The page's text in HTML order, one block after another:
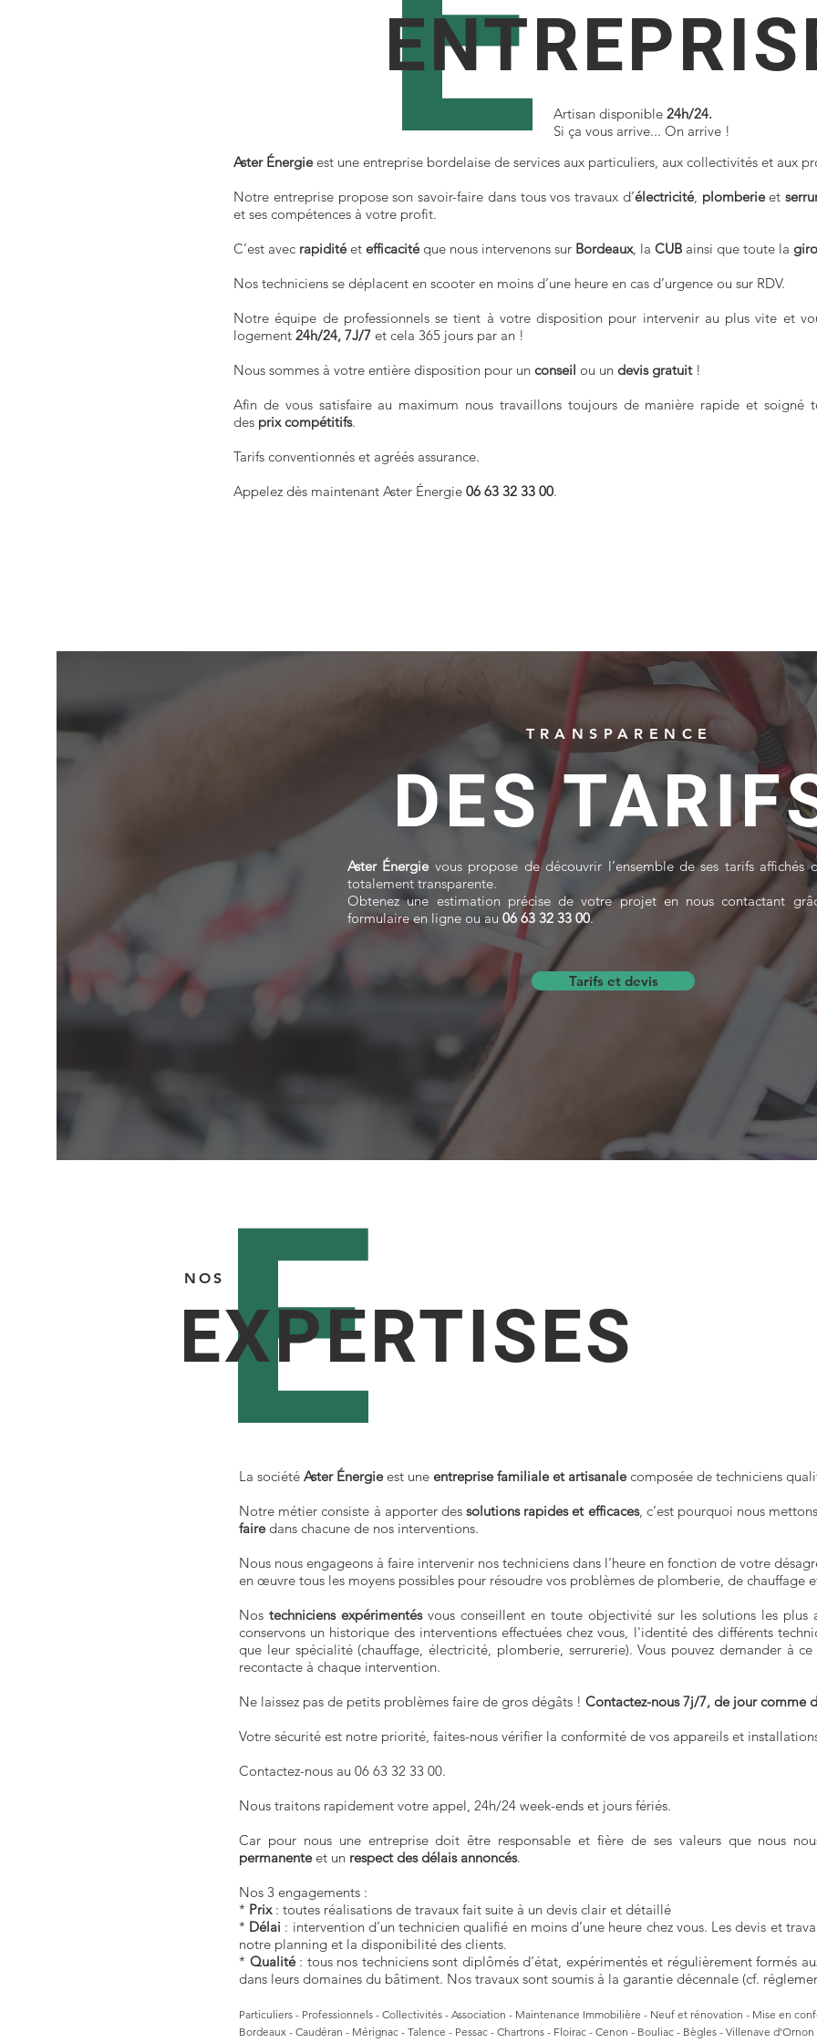
Artisan disponible 24h/24.
Si ça vous arrive... On arrive !
Aster Énergieest une entreprise bordelaise de services aux particuliers, aux collectivités et aux
Notre entreprise propose son savoir-faire dans tous vos travaux d’électricité, plomberieet
et ses compétences à votre profit.
C’est avec rapiditéet efficacitéque nous intervenons sur Bordeaux, la CUB ainsi que toute la
Nos techniciens se déplacent en scooter en moins d’une heure en cas d’urgence ou sur RDV.
Notre équipe de professionnels se tient à votre disposition pour intervenir au plus vite et
logement 24h/24, 7J/7 et cela 365 jours par an !
Nous sommes à votre entière disposition pour un conseil ou un devis gratuit!
Afin de vous satisfaire au maximum nous travaillons toujours de manière rapide et soigné
des prix compétitifs.
Tarifs conventionnés et agréés assurance.
Appelez dès maintenant Aster Énergie 06 63 32 33 00.
TRANSPARENCE
DES
Aster Énergie vous propose de découvrir l’ensemble de ses tarifs affichés
totalement transparente.
Obtenez une estimation précise de votre projet en nous contactant
formulaire en ligne ou au 06 63 32 33 00.
Tarifs et devis
E
EXPERTISES
NOS
La société AsterÉnergieest une entreprise familiale et artisanalecomposée de techniciens
Notre métier consiste à apporter des solutions rapides et efficaces, c’est pourquoi nous
fairedans chacune de nos interventions.
Nous nous engageons à faire intervenir nos techniciens dans l’heure en fonction de votre
en œuvre tous les moyens possibles pour résoudre vos problèmes de plomberie, de chauffage
Nos techniciens expérimentés vous conseillent en toute objectivité sur les solutions les plus
conservons un historique des interventions effectuées chez vous, l'identité des différents
que leur spécialité (chauffage, électricité, plomberie, serrurerie). Vous pouvez demander à
recontacte à chaque intervention.
Ne laissez pas de petits problèmes faire de gros dégâts ! Contactez-nous 7j/7, de jour comme
Votre sécurité est notre priorité, faites-nous vérifier la conformité de vos appareils et
Contactez-nous au 06 63 32 33 00.
Nous traitons rapidement votre appel, 24h/24 week-ends et jours fériés.
Car pour nous une entreprise doit être responsable et fière de ses valeurs que nous
permanenteet un respect des délais annoncés.
Nos 3 engagements :
* Prix: toutes réalisations de travaux fait suite à un devis clair et détaillé
* Délai : intervention d’un technicien qualifié en moins d’une heure chez vous. Les devis et
notre planning et la disponibilité des clients.
* Qualité: tous nos techniciens sont diplômés d’état, expérimentés et régulièrement formés
dans leurs domaines du bâtiment. Nos travaux sont soumis à la garantie décennale (cf.
Particuliers - Professionnels - Collectivités - Association - Maintenance Immobilière - Neuf et rénovation - Mise en
Bordeaux - Caudéran - Mérignac - Talence - Pessac - Chartrons - Floirac - Cenon - Bouliac - Bègles - Villenave